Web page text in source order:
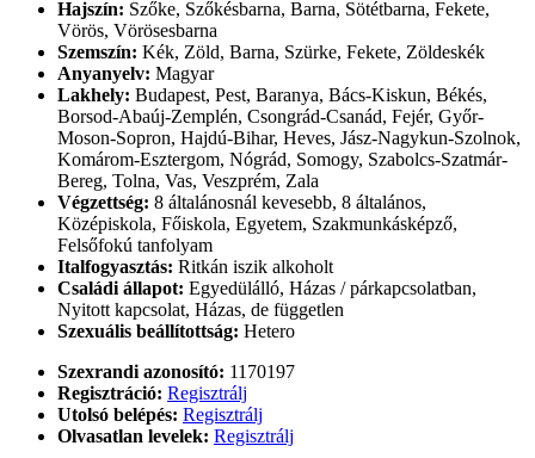
Hajszín: Szőke, Szőkésbarna, Barna, Sötétbarna, Fekete,
Vörös, Vörösesbarna
Szemszín: Kék, Zöld, Barna, Szürke, Fekete, Zöldeskék
Anyanyelv: Magyar
Lakhely: Budapest, Pest, Baranya, Bács-Kiskun, Békés,
Borsod-Abaúj-Zemplén, Csongrád-Csanád, Fejér, Győr-
Moson-Sopron, Hajdú-Bihar, Heves, Jász-Nagykun-Szolnok,
Komárom-Esztergom, Nógrád, Somogy, Szabolcs-Szatmár-
Bereg, Tolna, Vas, Veszprém, Zala
Végzettség: 8 általánosnál kevesebb, 8 általános,
Középiskola, Főiskola, Egyetem, Szakmunkásképző,
Felsőfokú tanfolyam
Italfogyasztás: Ritkán iszik alkoholt
Családi állapot: Egyedülálló, Házas / párkapcsolatban,
Nyitott kapcsolat, Házas, de független
Szexuális beállítottság: Hetero
Szexrandi azonosító: 1170197
Regisztráció: Regisztrálj
Utolsó belépés: Regisztrálj
Olvasatlan levelek: Regisztrálj